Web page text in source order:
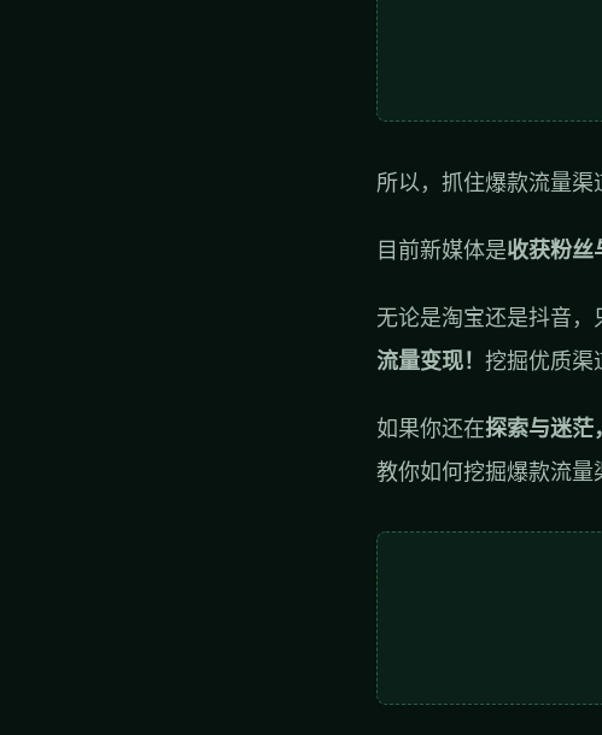
所以，抓住爆款流量渠
目前新媒体是收获粉丝
无论是淘宝还是抖音，
流量变现！ 挖掘优质渠
如果你还在探索与迷茫，
教你如何挖掘爆款流量